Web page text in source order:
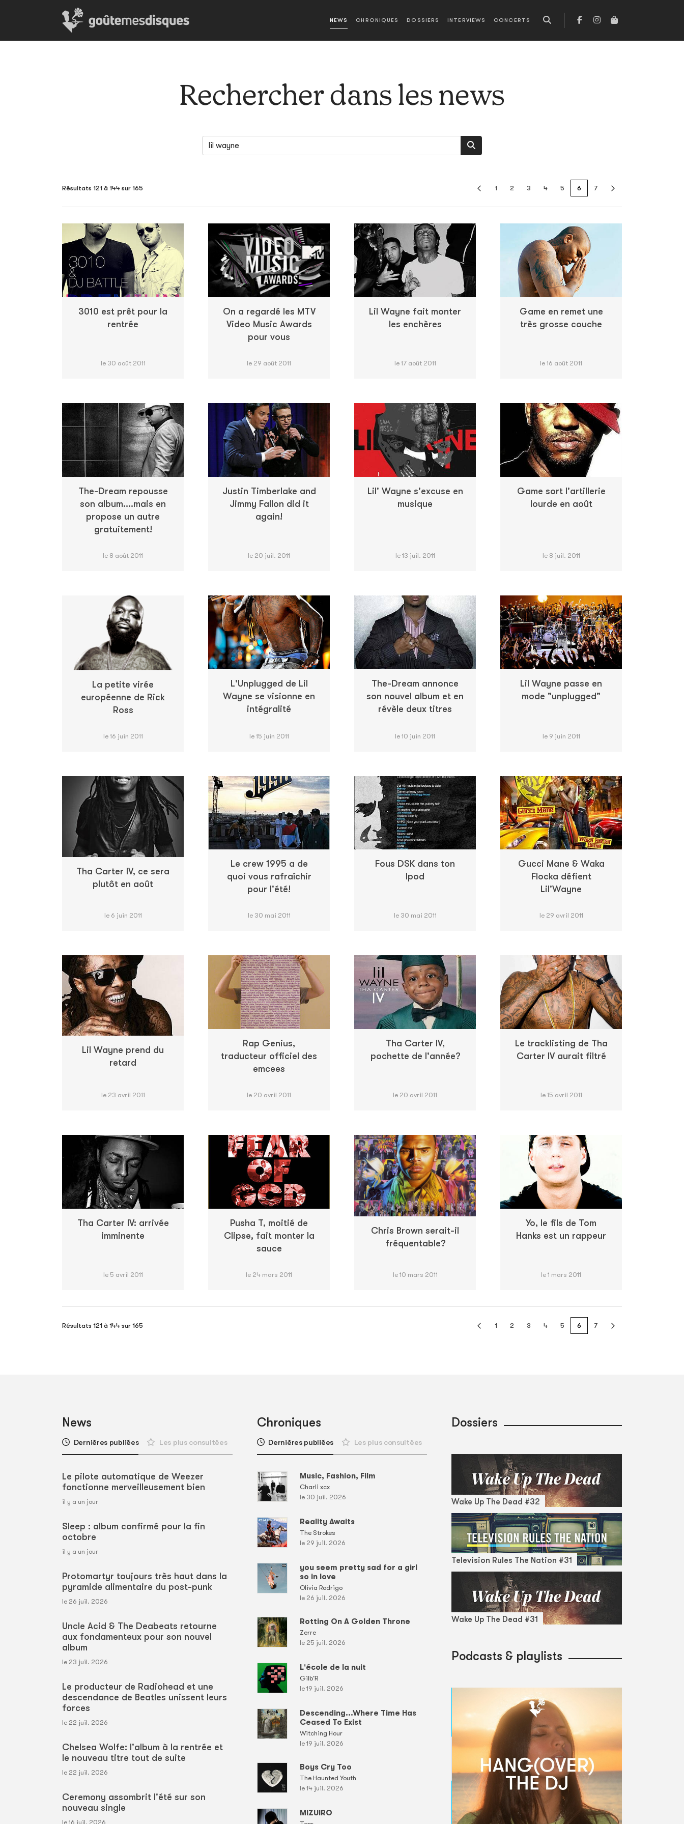
NEWS CHRONIQUES DOSSIERS INTERVIEWS CONCERTS
Rechercher dans les news
Résultats 121 à 144 sur 165 1 2 3 4 5 6 7
3010 est prêt pour la
rentrée
le 30 août 2011
On a regardé les MTV
Video Music Awards
pour vous
le 29 août 2011
Lil Wayne fait monter
les enchères
le 17 août 2011
Game en remet une
très grosse couche
le 16 août 2011
The-Dream repousse
son album....mais en
propose un autre
gratuitement!
le 8 août 2011
Justin Timberlake and
Jimmy Fallon did it
again!
le 20 juil. 2011
Lil' Wayne s'excuse en
musique
le 13 juil. 2011
Game sort l'artillerie
lourde en août
le 8 juil. 2011
La petite virée
européenne de Rick
Ross
le 16 juin 2011
L'Unplugged de Lil
Wayne se visionne en
intégralité
le 15 juin 2011
The-Dream annonce
son nouvel album et en
révèle deux titres
le 10 juin 2011
Lil Wayne passe en
mode "unplugged"
le 9 juin 2011
Tha Carter IV, ce sera
plutôt en août
le 6 juin 2011
Le crew 1995 a de
quoi vous rafraîchir
pour l'été!
le 30 mai 2011
Fous DSK dans ton
Ipod
le 30 mai 2011
Gucci Mane & Waka
Flocka défient
Lil'Wayne
le 29 avril 2011
Lil Wayne prend du
retard
le 23 avril 2011
Rap Genius,
traducteur officiel des
emcees
le 20 avril 2011
Tha Carter IV,
pochette de l'année?
le 20 avril 2011
Le tracklisting de Tha
Carter IV aurait filtré
le 15 avril 2011
Tha Carter IV: arrivée
imminente
le 5 avril 2011
Pusha T, moitié de
Clipse, fait monter la
sauce
le 24 mars 2011
Chris Brown serait-il
fréquentable?
le 10 mars 2011
Yo, le fils de Tom
Hanks est un rappeur
le 1 mars 2011
Résultats 121 à 144 sur 165 1 2 3 4 5 6 7
News
Dernières publiées Les plus consultées
Le pilote automatique de Weezer
fonctionne merveilleusement bien
il y a un jour
Sleep : album confirmé pour la fin
octobre
il y a un jour
Protomartyr toujours très haut dans la
pyramide alimentaire du post-punk
le 26 juil. 2026
Uncle Acid & The Deabeats retourne
aux fondamenteux pour son nouvel
album
le 23 juil. 2026
Le producteur de Radiohead et une
descendance de Beatles unissent leurs
forces
le 22 juil. 2026
Chelsea Wolfe: l'album à la rentrée et
le nouveau titre tout de suite
le 22 juil. 2026
Ceremony assombrit l'été sur son
nouveau single
le 16 juil. 2026
Chroniques
Dernières publiées Les plus consultées
Music, Fashion, Film
Charli xcx
le 30 juil. 2026
Reality Awaits
The Strokes
le 29 juil. 2026
you seem pretty sad for a girl
so in love
Olivia Rodrigo
le 26 juil. 2026
Rotting On A Golden Throne
Zerre
le 25 juil. 2026
L'école de la nuit
Gilb'R
le 19 juil. 2026
Descending...Where Time Has
Ceased To Exist
Witching Hour
le 19 juil. 2026
Boys Cry Too
The Haunted Youth
le 14 juil. 2026
MIZUIRO
Dossiers
Wake Up The Dead #32
Television Rules The Nation #31
Wake Up The Dead #31
Podcasts & playlists